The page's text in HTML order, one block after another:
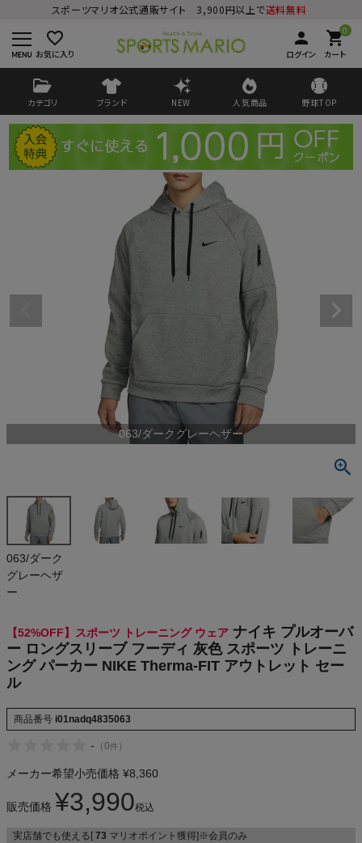
スポーツマリオ公式通販サイト 3,900円以上で送料無料
favorite_border
お気に入り
person
ログイン
0
shopping_cart
カート
カテゴリ ブランド NEW 人気商品 野球TOP
会員登録
商品が見つからない方はこちら
On
THE NORTH FACE
NIKE
HOKA
レディースカジュアルウェア
063/ダークグレーヘザー
063/ダーク
グレーヘザ
ー
【52%OFF】スポーツ トレーニング ウェア ナイキ プルオーバ
ー ロングスリーブ フーディ 灰色 スポーツ トレーニ
ング パーカー NIKE Therma-FIT アウトレット セー
ル
商品番号 i01nadq4835063
- （0件 ）
メーカー希望小売価格 ¥8,360
販売価格 ¥3,990税込
実店舗でも使える[ 73 マリオポイント獲得]※会員のみ